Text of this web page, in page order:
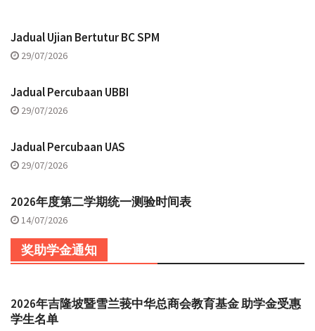
Jadual Ujian Bertutur BC SPM
29/07/2026
Jadual Percubaan UBBI
29/07/2026
Jadual Percubaan UAS
29/07/2026
2026年度第二学期统一测验时间表
14/07/2026
奖助学金通知
2026年吉隆坡暨雪兰莪中华总商会教育基金 助学金受惠
学生名单